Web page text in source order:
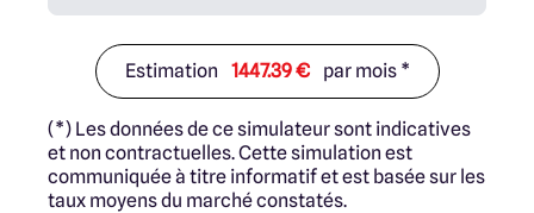
Estimation 1447.39 € par mois *
(*) Les données de ce simulateur sont indicatives
et non contractuelles. Cette simulation est
communiquée à titre informatif et est basée sur les
taux moyens du marché constatés.